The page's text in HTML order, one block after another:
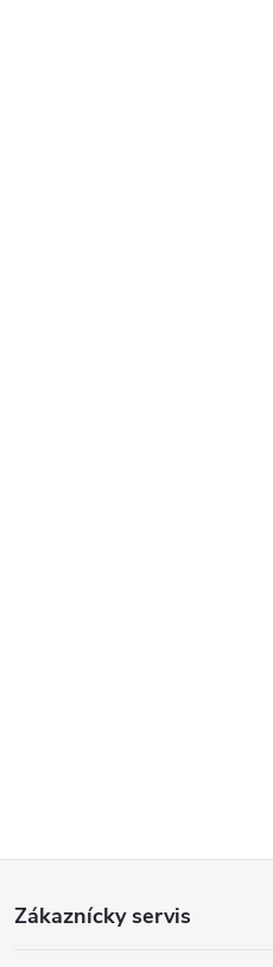
Zákaznícky servis